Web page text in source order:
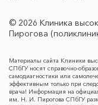
© 2026 Клиника
Пирогова
Материалы сайта Клиники
СПбГУ носят справочно-
самодиагностики или
эффективным только при
врача! Информация на
им. Н. И. Пирогова СПбГУ